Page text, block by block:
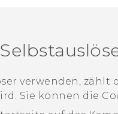
verwenden, zählt
Sie können die